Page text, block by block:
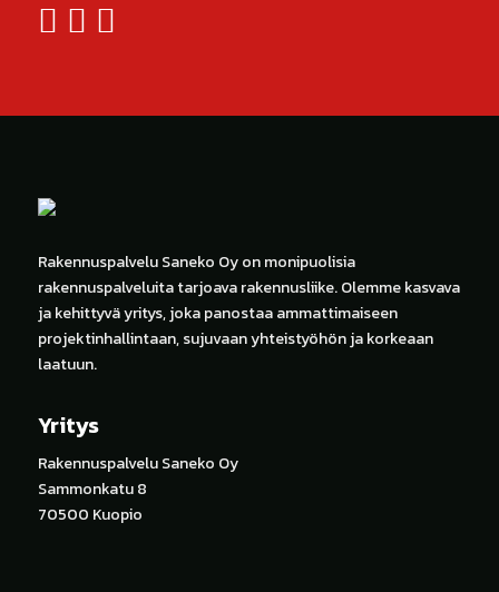
Rakennuspalvelu Saneko Oy on monipuolisia
rakennuspalveluita tarjoava rakennusliike. Olemme kasvava
ja kehittyvä yritys, joka panostaa ammattimaiseen
projektinhallintaan, sujuvaan yhteistyöhön ja korkeaan
laatuun.
Yritys
Rakennuspalvelu Saneko Oy
Sammonkatu 8
70500 Kuopio